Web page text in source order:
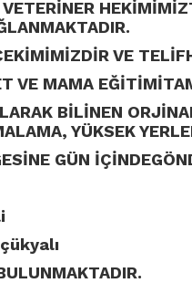
VE
VE MAMA
BİLİNEN
YÜKSEK
GÜN